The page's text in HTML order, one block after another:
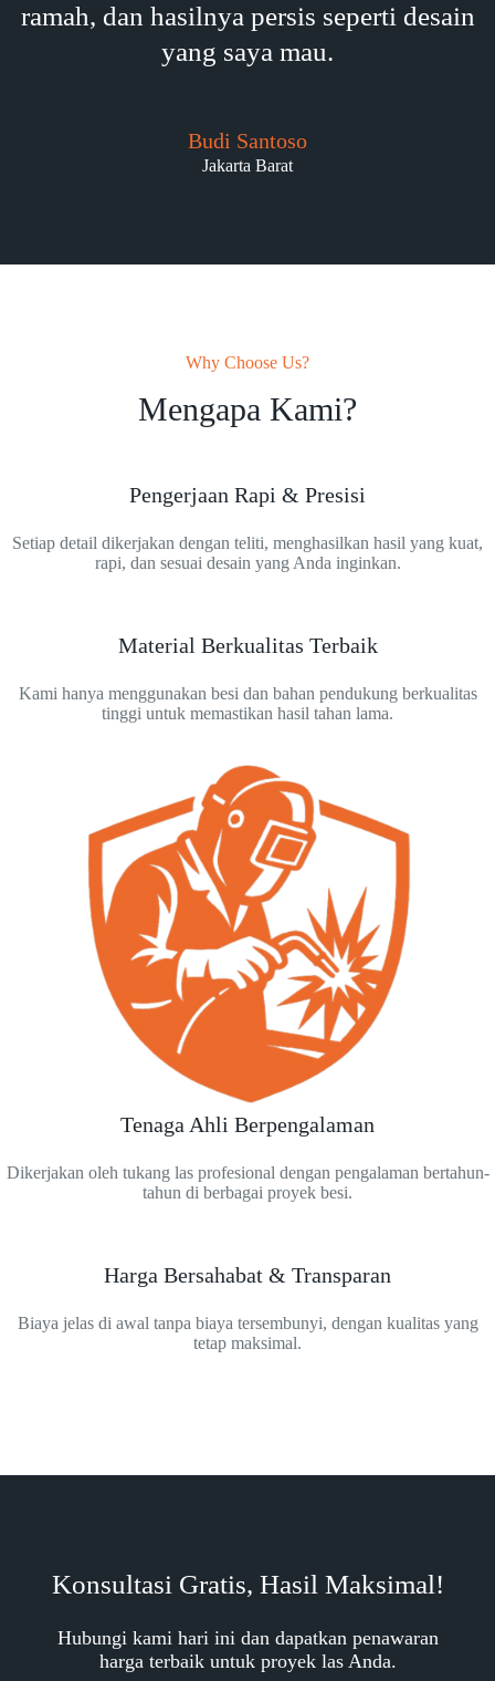
ramah, dan hasilnya persis seperti desain
yang saya mau.
Budi Santoso
Jakarta Barat
Why Choose Us?
Mengapa Kami?
Pengerjaan Rapi & Presisi
Setiap detail dikerjakan dengan teliti, menghasilkan hasil yang kuat,
rapi, dan sesuai desain yang Anda inginkan.
Material Berkualitas Terbaik
Kami hanya menggunakan besi dan bahan pendukung berkualitas
tinggi untuk memastikan hasil tahan lama.
Tenaga Ahli Berpengalaman
Dikerjakan oleh tukang las profesional dengan pengalaman bertahun-
tahun di berbagai proyek besi.
Harga Bersahabat & Transparan
Biaya jelas di awal tanpa biaya tersembunyi, dengan kualitas yang
tetap maksimal.
Konsultasi Gratis, Hasil Maksimal!
Hubungi kami hari ini dan dapatkan penawaran
harga terbaik untuk proyek las Anda.